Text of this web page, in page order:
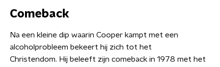
Comeback
Na een kleine dip waarin Cooper kampt met een
alcoholprobleem bekeert hij zich tot het
Christendom. Hij beleeft zijn comeback in 1978 met het